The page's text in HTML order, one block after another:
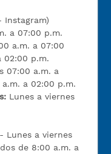
Instagram)
a 07:00 p.m.
a.m. a 07:00
02:00 p.m.
07:00 a.m. a
a 02:00 p.m.
Lunes a viernes
Lunes a viernes
de 8:00 a.m. a